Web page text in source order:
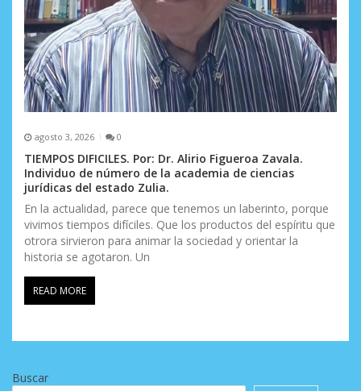
agosto 3, 2026 0
TIEMPOS DIFICILES. Por: Dr. Alirio Figueroa Zavala.
Individuo de número de la academia de ciencias
jurídicas del estado Zulia.
En la actualidad, parece que tenemos un laberinto, porque
vivimos tiempos difíciles. Que los productos del espíritu que
otrora sirvieron para animar la sociedad y orientar la
historia se agotaron. Un
READ MORE
Buscar